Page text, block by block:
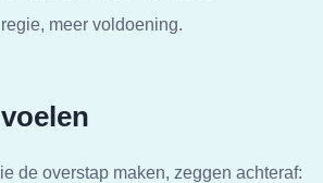
meer voldoening.
de overstap maken, zeggen achteraf: